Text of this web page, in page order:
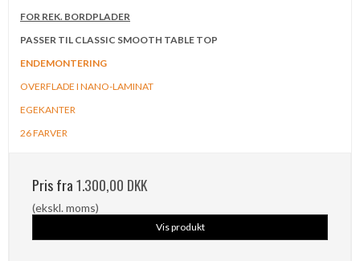
FOR REK. BORDPLADER
PASSER TIL CLASSIC SMOOTH TABLE TOP
ENDEMONTERING
OVERFLADE I NANO-LAMINAT
EGEKANTER
26FARVER
Pris fra1.300,00 DKK
(ekskl. moms)
Vis produkt